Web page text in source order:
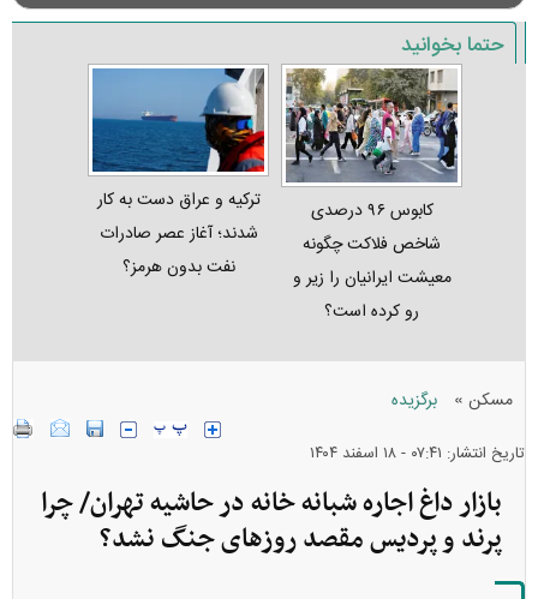
حتما بخوانید
کابوس ۹۶ درصدی
شاخص فلاکت چگونه
معیشت ایرانیان را زیر و
رو کرده است؟
ترکیه و عراق دست به کار
شدند؛ آغاز عصر صادرات
نفت بدون هرمز؟
مسکن » برگزیده
تاریخ انتشار: ۰۷:۴۱ - ۱۸ اسفند ۱۴۰۴
بازار داغ اجاره شبانه خانه در حاشیه تهران/ چرا
پرند و پردیس مقصد روز‌های جنگ نشد؟